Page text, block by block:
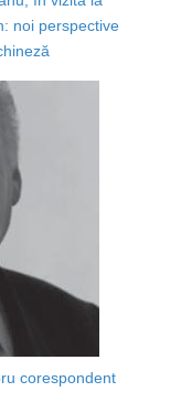
noi perspective
corespondent